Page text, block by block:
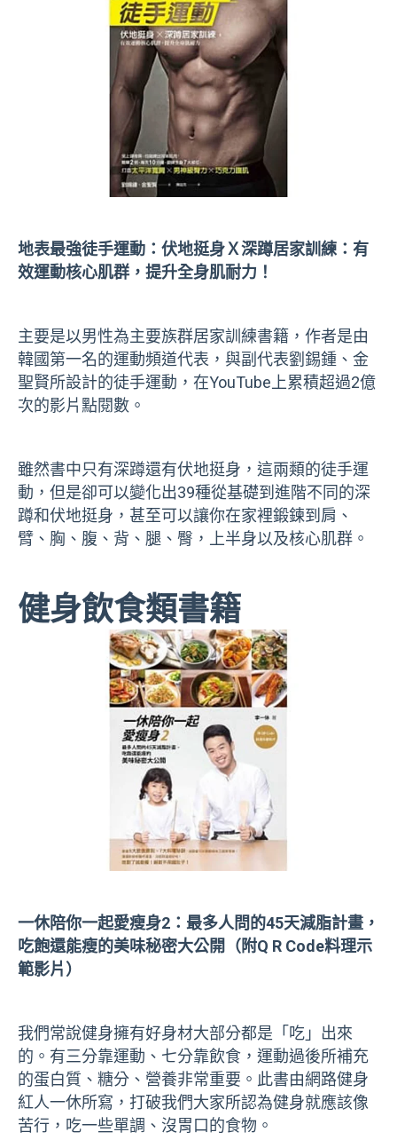
地表最強徒手運動：伏地挺身Ｘ深蹲居家訓練：有
效運動核心肌群，提升全身肌耐力！
主要是以男性為主要族群居家訓練書籍，作者是由
韓國第一名的運動頻道代表，與副代表劉錫鍾、金
聖賢所設計的徒手運動，在YouTube上累積超過2億
次的影片點閱數。
雖然書中只有深蹲還有伏地挺身，這兩類的徒手運
動，但是卻可以變化出39種從基礎到進階不同的深
蹲和伏地挺身，甚至可以讓你在家裡鍛鍊到肩、
臂、胸、腹、背、腿、臀，上半身以及核心肌群。
健身飲食類書籍
一休陪你一起愛瘦身2 ：最多人問的45天減脂計畫，
吃飽還能瘦的美味秘密大公開（附Q R Code料理示
範影片）
我們常說健身擁有好身材大部分都是「吃」出來
的。有三分靠運動、七分靠飲食，運動過後所補充
的蛋白質、糖分、營養非常重要。此書由網路健身
紅人一休所寫，打破我們大家所認為健身就應該像
苦行，吃一些單調、沒胃口的食物。